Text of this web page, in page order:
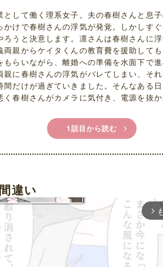
して働く理系女子。夫の春樹さんと息
けで春樹さんの浮気が発覚。しかしす
うと決意します。凛さんは春樹さんに
親からケイタくんの教育費を援助して
らいながら、離婚への準備を水面下で
に春樹さんの浮気がバレてしまい、そ
だけが過ぎていきました。そんなある
春樹さんがカメラに気付き、電源を抜か
1話目から読む
違い
arrow_forward_ios